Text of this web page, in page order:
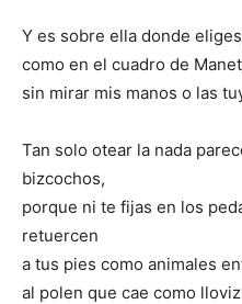
Y es sobre ella donde
como en el cuadro de
sin mirar mis manos o las
Tan solo otear la nada
bizcochos,
porque ni te fijas en los
retuercen
a tus pies como animales
al polen que cae como